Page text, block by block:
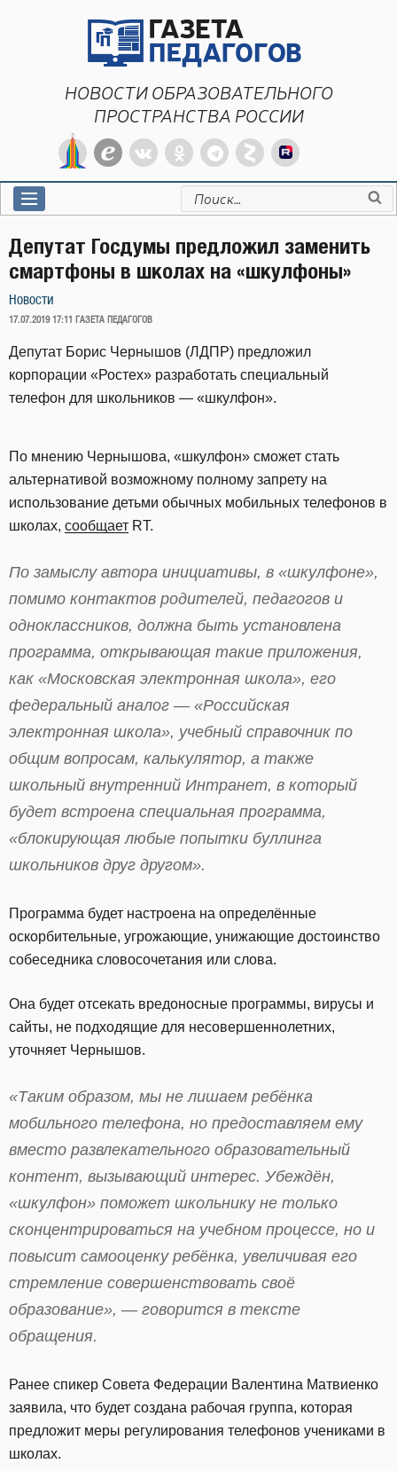
НОВОСТИ ОБРАЗОВАТЕЛЬНОГО
ПРОСТРАНСТВА РОССИИ
Искать:
Депутат Госдумы предложил заменить
смартфоны в школах на «шкулфоны»
Новости
ОПУБЛИКОВАНО
17.07.2019 17:11 ГАЗЕТА ПЕДАГОГОВ
Депутат Борис Чернышов (ЛДПР) предложил
корпорации «Ростех» разработать специальный
телефон для школьников — «шкулфон».
По мнению Чернышова, «шкулфон» сможет стать
альтернативой возможному полному запрету на
использование детьми обычных мобильных телефонов в
школах, сообщает RT.
По замыслу автора инициативы, в «шкулфоне»,
помимо контактов родителей, педагогов и
одноклассников, должна быть установлена
программа, открывающая такие приложения,
как «Московская электронная школа», его
федеральный аналог — «Российская
электронная школа», учебный справочник по
общим вопросам, калькулятор, а также
школьный внутренний Интранет, в который
будет встроена специальная программа,
«блокирующая любые попытки буллинга
школьников друг другом».
Программа будет настроена на определённые
оскорбительные, угрожающие, унижающие достоинство
собеседника словосочетания или слова.
Она будет отсекать вредоносные программы, вирусы и
сайты, не подходящие для несовершеннолетних,
уточняет Чернышов.
«Таким образом, мы не лишаем ребёнка
мобильного телефона, но предоставляем ему
вместо развлекательного образовательный
контент, вызывающий интерес. Убеждён,
«шкулфон» поможет школьнику не только
сконцентрироваться на учебном процессе, но и
повысит самооценку ребёнка, увеличивая его
стремление совершенствовать своё
образование», — говорится в тексте
обращения.
Ранее спикер Совета Федерации Валентина Матвиенко
заявила, что будет создана рабочая группа, которая
предложит меры регулирования телефонов учениками в
школах.